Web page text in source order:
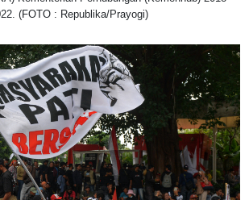
(FOTO : Republika/Prayogi)